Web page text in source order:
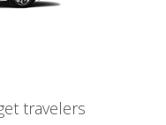
travelers